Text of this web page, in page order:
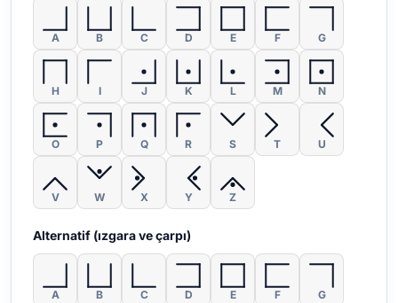
A B C D E F G
H I J K L M N
O P Q R S T U
V W X Y Z
Alternatif (ızgara ve çarpı)
A B C D E F G